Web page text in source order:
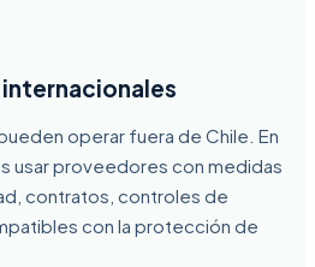
operar fuera de Chile. En
usar proveedores con medidas
contratos, controles de
con la protección de